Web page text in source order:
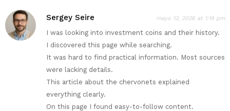
Sergey Seire mayo 13, 2026 at 1:19 pm
I was looking into investment coins and their history.
I discovered this page while searching.
It was hard to find practical information. Most sources
were lacking details.
This article about the chervonets explained
everything clearly.
On this page I found easy-to-follow content.